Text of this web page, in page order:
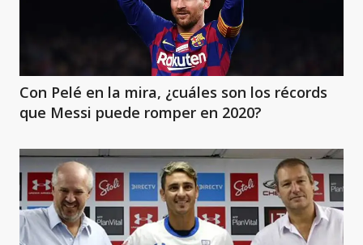
Con Pelé en la mira, ¿cuáles son los récords
que Messi puede romper en 2020?